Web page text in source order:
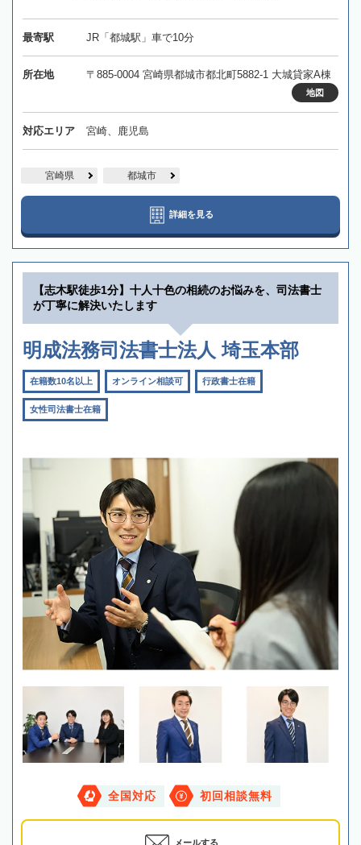
最寄駅 JR「都城駅」車で10分
所在地 〒885-0004 宮崎県都城市都北町5882-1 大城貸家A棟
地図
対応エリア 宮崎、鹿児島
宮崎県 都城市
詳細を見る
【志木駅徒歩1分】十人十色の相続のお悩みを、司法書士
が丁寧に解決いたします
明成法務司法書士法人 埼玉本部
在籍数10名以上 オンライン相談可 行政書士在籍
女性司法書士在籍
全国対応 初回相談無料
メールする